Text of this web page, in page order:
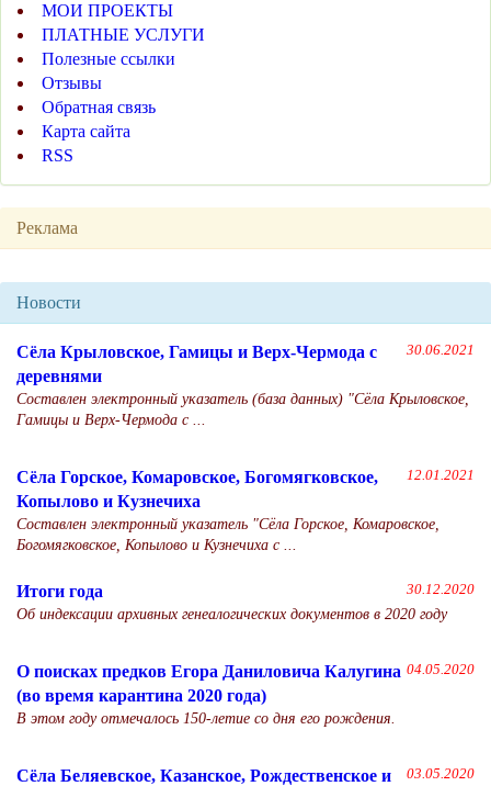
МОИ ПРОЕКТЫ
ПЛАТНЫЕ УСЛУГИ
Полезные ссылки
Отзывы
Обратная связь
Карта сайта
RSS
Реклама
Новости
30.06.2021
Сёла Крыловское, Гамицы и Верх-Чермода с
деревнями
Составлен электронный указатель (база данных) "Сёла Крыловское,
Гамицы и Верх-Чермода с ...
12.01.2021
Сёла Горское, Комаровское, Богомягковское,
Копылово и Кузнечиха
Составлен электронный указатель "Сёла Горское, Комаровское,
Богомягковское, Копылово и Кузнечиха с ...
30.12.2020
Итоги года
Об индексации архивных генеалогических документов в 2020 году
04.05.2020
О поисках предков Егора Даниловича Калугина
(во время карантина 2020 года)
В этом году отмечалось 150-летие со дня его рождения.
03.05.2020
Сёла Беляевское, Казанское, Рождественское и